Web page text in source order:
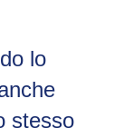
lo
stesso